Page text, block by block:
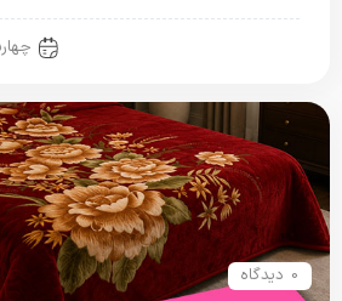
چهارشنبه
0 دیدگاه